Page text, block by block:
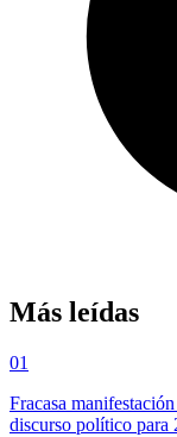
Más leídas
01
Fracasa
discurso político para